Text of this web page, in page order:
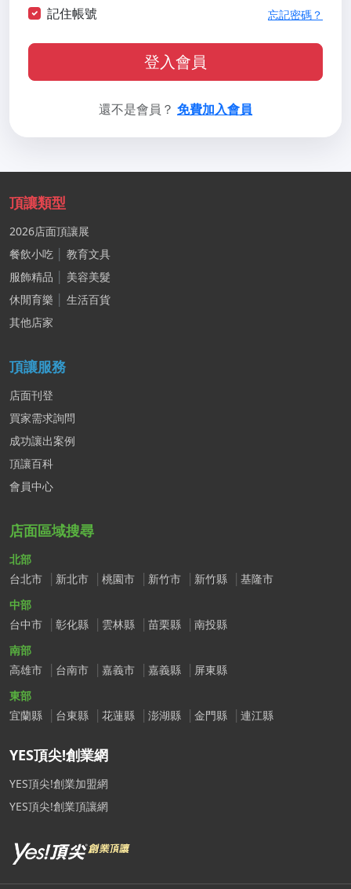
記住帳號 忘記密碼？
登入會員
還不是會員？ 免費加入會員
頂讓類型
2026店面頂讓展
餐飲小吃
教育文具
服飾精品
美容美髮
休閒育樂
生活百貨
其他店家
頂讓服務
店面刊登
買家需求詢問
成功讓出案例
頂讓百科
會員中心
店面區域搜尋
北部
台北市
新北市 桃園市 新竹市 新竹縣
基隆市
中部
台中市
彰化縣 雲林縣 苗栗縣
南投縣
南部
高雄市
台南市 嘉義市 嘉義縣
屏東縣
東部
宜蘭縣
台東縣 花蓮縣 澎湖縣 金門縣 連江縣
YES頂尖!創業網
YES頂尖!創業加盟網
YES頂尖!創業頂讓網